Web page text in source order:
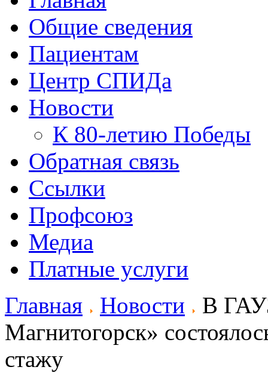
Общие сведения
Пациентам
Центр СПИДа
Новости
К 80-летию Победы
Обратная связь
Ссылки
Профсоюз
Медиа
Платные услуги
Главная
Новости
В
Магнитогорск»
стажу